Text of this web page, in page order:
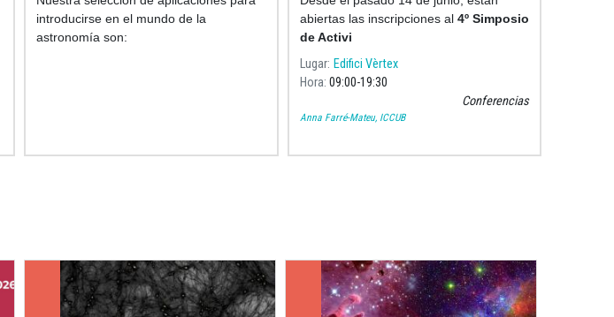
introducirse en el mundo de la
astronomía son:
abiertas las inscripciones al 4º Simposio
de Activi
Lugar Edifici Vèrtex
Hora 09:00 19:30
Conferencias
Anna Farré-Mateu, ICCUB